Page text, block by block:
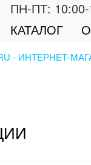
ПН-ПТ:
КАТАЛОГ